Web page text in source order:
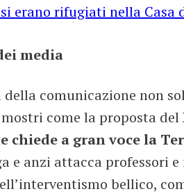
erano rifugiati nella Casa
media
della comunicazione non
come la proposta del
chiede a gran voce la
e anzi attacca professori
bellico,